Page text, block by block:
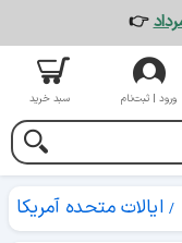
👉
ورود | ثبت‌نام سبد خرید
ایالات متحده آمریکا